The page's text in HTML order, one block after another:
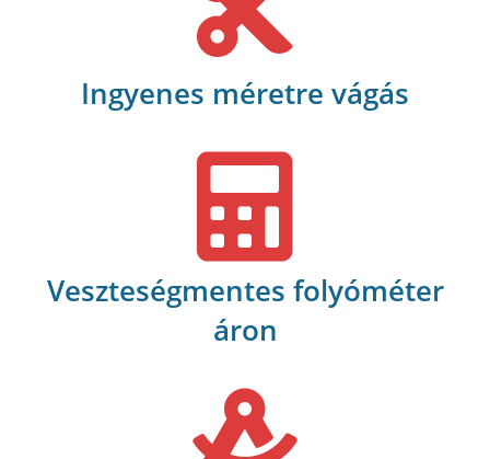
Ingyenes méretre vágás
Veszteségmentes folyóméter
áron